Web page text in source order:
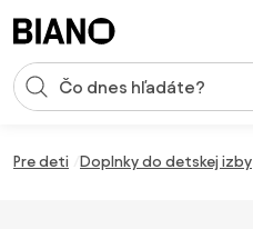
Vstup pre vyhľadávanie
Pre deti Doplnky do detskej izby